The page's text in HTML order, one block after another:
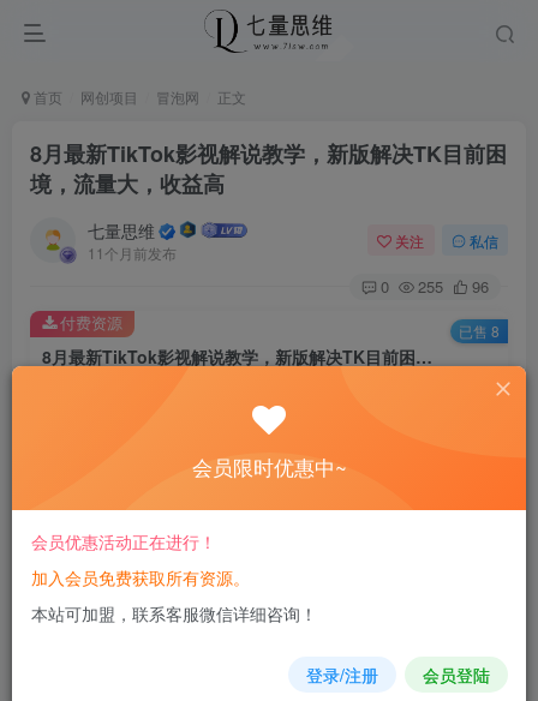
首页 网创项目 冒泡网 正文
8月最新TikTok影视解说教学，新版解决TK目前困
境，流量大，收益高
七量思维
11个月前发布
关注 私信
0 255 96
8月最新TikTok影视解说教学，新版解决TK目前困境，流量大，收益高
8.8
免费
您当前未登录！建议登陆后购买，可保存购买订单
付费资源 已售 8
会员限时优惠中~
会员优惠活动正在进行！
加入会员免费获取所有资源。
本站可加盟，联系客服微信详细咨询！
登录/注册 会员登陆